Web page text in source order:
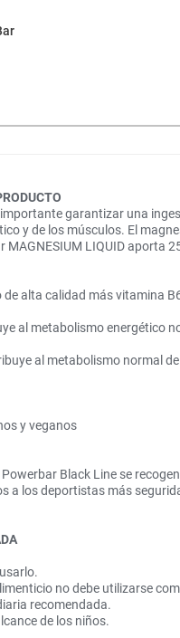
garantizar una
y de los músculos. El
MAGNESIUM LIQUID aporta
de alta calidad más vitamina
al metabolismo energético
al metabolismo normal
y veganos
Black Line se
a los deportistas más
no debe utilizarse
recomendada.
de los niños.